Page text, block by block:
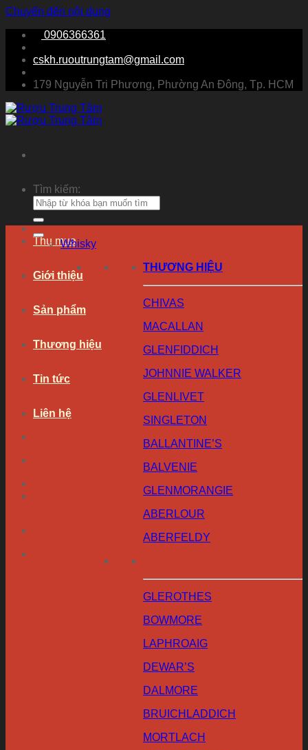
Chuyển đến nội dung
0906366361
cskh.ruoutrungtam@gmail.com
179 Nguyễn Tri Phương, Phường An Đông, Tp. HCM
Tìm kiếm:
Thu mua
Giới thiệu
Sản phẩm
Thương hiệu
Tin tức
Liên hệ
Whisky
THƯƠNG HIỆU
CHIVAS
MACALLAN
GLENFIDDICH
JOHNNIE WALKER
GLENLIVET
SINGLETON
BALLANTINE’S
BALVENIE
GLENMORANGIE
ABERLOUR
ABERFELDY
GLEROTHES
BOWMORE
LAPHROAIG
DEWAR’S
DALMORE
BRUICHLADDICH
MORTLACH